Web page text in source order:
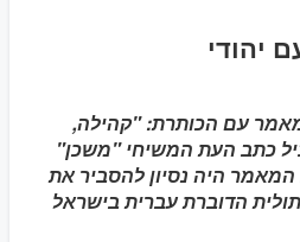
יהודי
מאמר עם הכותרת: "קהילה,
כתב העת המשיחי "משכן"
36, 2002, 86-76). המאמר היה נסיון להסביר את